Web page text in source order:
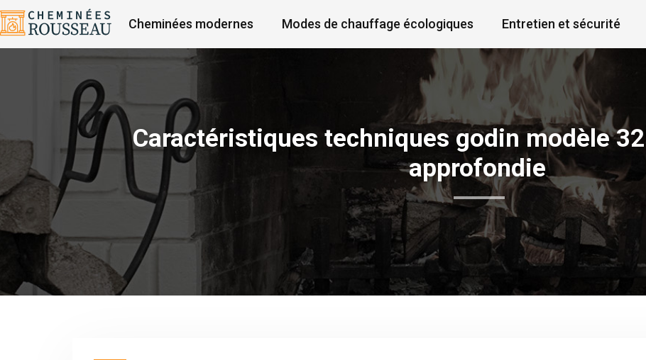
Cheminées modernes Modes de chauffage écologiques Entretien et sécurité
Caractéristiques techniques godin modèle
approfondie